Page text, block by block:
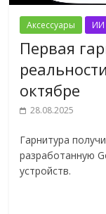
Аксессуары ИИ
Первая
октябре
28.08.2025
Гарнитура
разработанную
устройств.